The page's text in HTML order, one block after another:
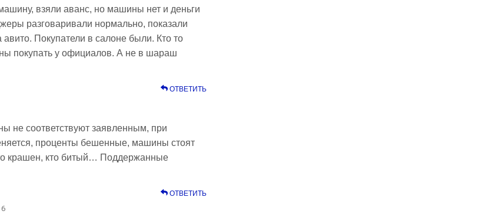
взяли аванс, но машины нет и деньги
разговаривали нормально, показали
Покупатели в салоне были. Кто то
покупать у официалов. А не в шараш
ОТВЕТИТЬ
не соответствуют заявленным, при
проценты бешенные, машины стоят
крашен, кто битый… Поддержанные
ОТВЕТИТЬ